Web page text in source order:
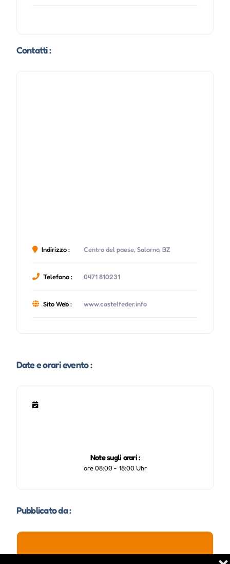
Contatti :
Indirizzo : Centro del paese, Salorno, BZ
Telefono : 0471 810231
Sito Web : www.castelfeder.info
Date e orari evento :
Note sugli orari :
ore 08:00 - 18:00 Uhr
Pubblicato da :